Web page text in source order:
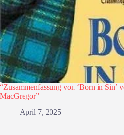
“Zusammenfassung von ‘Born in Sin’
MacGregor”
April 7, 2025